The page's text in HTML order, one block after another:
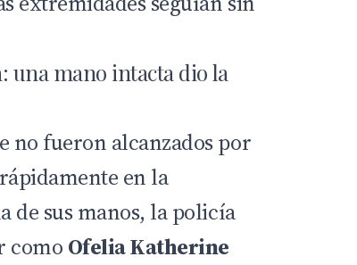
una mano intacta dio la
no fueron alcanzados por
en la
de sus manos, la policía
como Ofelia Katherine